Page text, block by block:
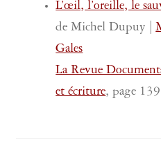
L’œil, l’oreille, le
de Michel Dupuy |
Gales
La Revue
et écriture, page 139